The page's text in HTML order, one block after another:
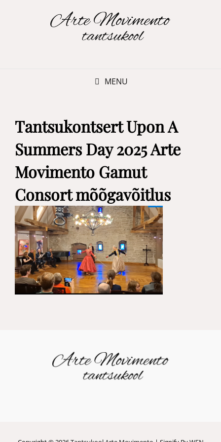
MENU
Tantsukontsert Upon A
Summers Day 2025 Arte
Movimento Gamut
Consort mõõgavõitlus